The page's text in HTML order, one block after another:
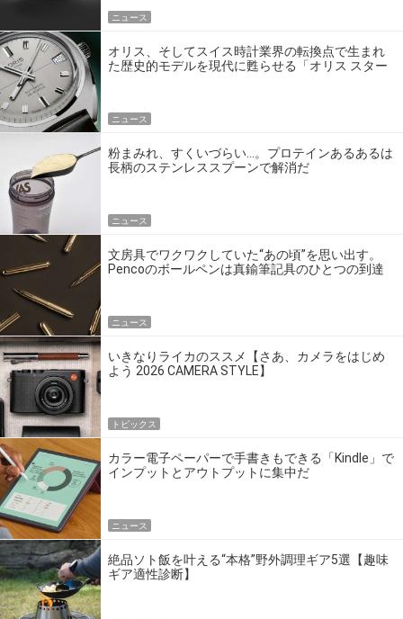
ニュース
オリス、そしてスイス時計業界の転換点で生まれ
た歴史的モデルを現代に甦らせる「オリス スター
ニュース
粉まみれ、すくいづらい…。プロテインあるあるは
長柄のステンレススプーンで解消だ
ニュース
文房具でワクワクしていた“あの頃”を思い出す。
Pencoのボールペンは真鍮筆記具のひとつの到達
ニュース
いきなりライカのススメ【さあ、カメラをはじめ
よう 2026 CAMERA STYLE】
トピックス
カラー電子ペーパーで手書きもできる「Kindle」で
インプットとアウトプットに集中だ
ニュース
絶品ソト飯を叶える“本格”野外調理ギア5選【趣味
ギア適性診断】